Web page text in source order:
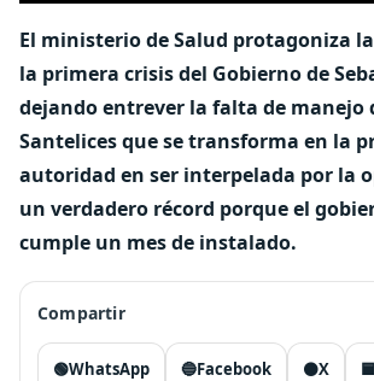
El ministerio de Salud protagoniza
la primera crisis del Gobierno de
dejando entrever la falta de manejo
Santelices que se transforma en la
autoridad en ser interpelada por la
un verdadero récord porque el
cumple un mes de instalado.
Compartir
🟢WhatsApp 🔵Facebook ⚫X 🟦